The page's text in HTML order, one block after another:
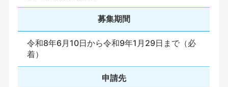
募集期間
令和8年6月10日から令和9年1月29日まで（必
着）
申請先